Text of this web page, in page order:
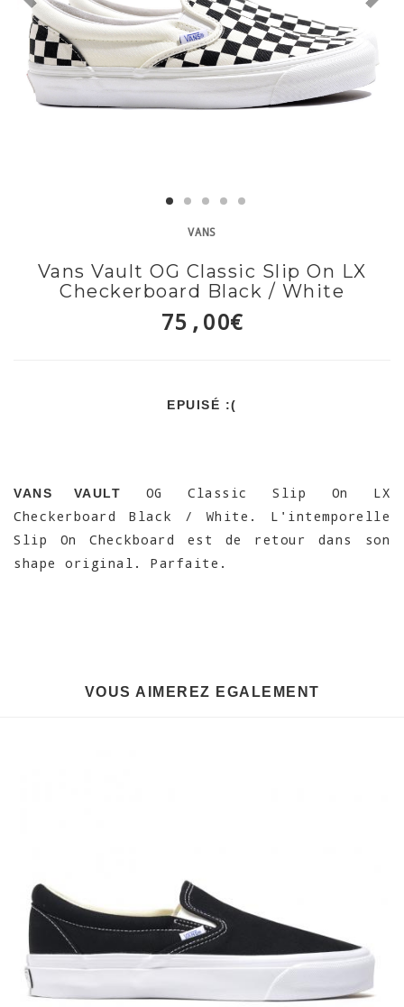
VANS
Vans Vault OG Classic Slip On LX
Checkerboard Black / White
75,00€
EPUISÉ :(
VANS VAULT
OG Classic Slip On LX
Checkerboard Black / White. L'intemporelle
Slip On Checkboard est de retour dans son
shape original. Parfaite.
VOUS AIMEREZ EGALEMENT